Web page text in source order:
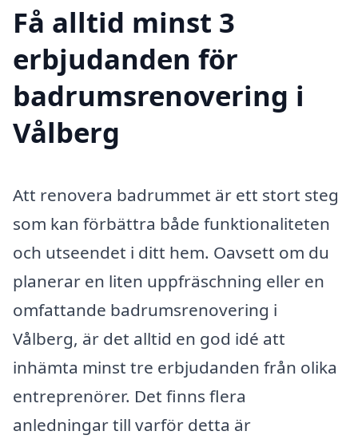
Få alltid minst 3
erbjudanden för
badrumsrenovering i
Vålberg
Att renovera badrummet är ett stort steg
som kan förbättra både funktionaliteten
och utseendet i ditt hem. Oavsett om du
planerar en liten uppfräschning eller en
omfattande badrumsrenovering i
Vålberg, är det alltid en god idé att
inhämta minst tre erbjudanden från olika
entreprenörer. Det finns flera
anledningar till varför detta är